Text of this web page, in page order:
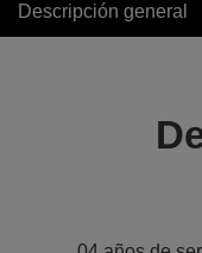
Descripción general